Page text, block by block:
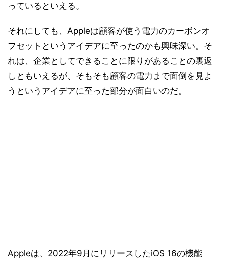
っているといえる。
それにしても、Appleは顧客が使う電力のカーボンオ
フセットというアイデアに至ったのかも興味深い。そ
れは、企業としてできることに限りがあることの裏返
しともいえるが、そもそも顧客の電力まで面倒を見よ
うというアイデアに至った部分が面白いのだ。
Appleは、2022年9月にリリースしたiOS 16の機能